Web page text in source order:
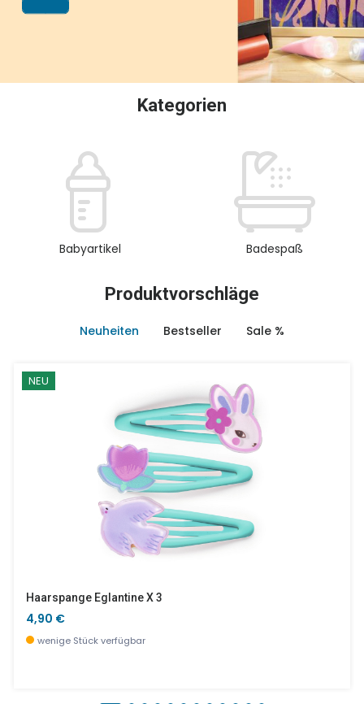
Kategorien
Babyartikel Badespaß
Produktvorschläge
Neuheiten Bestseller Sale %
NEU
Haarspange Eglantine X 3
4,90 €
wenige Stück verfügbar